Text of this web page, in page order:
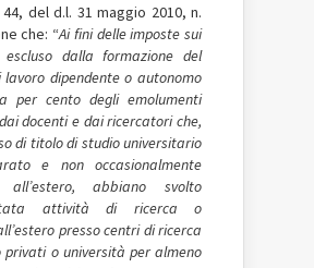
44, del d.l. 31 maggio 2010, n.
che: “Ai fini delle imposte sui
dalla formazione del
dipendente o autonomo
per cento degli emolumenti
docenti e dai ricercatori che,
di titolo di studio universitario
e non occasionalmente
all’estero, abbiano svolto
attività di ricerca o
presso centri di ricerca
privati o università per almeno